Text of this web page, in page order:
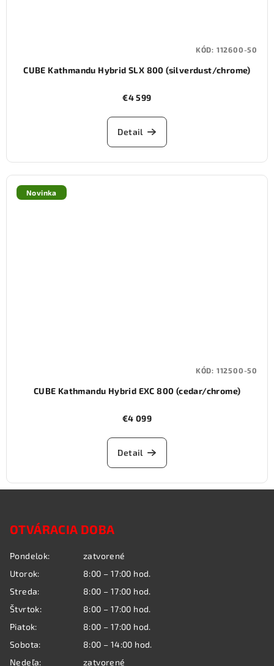
CUBE Kathmandu Hybrid SLX 800 (silverdust/chrome)
€4 599
Detail
KÓD: 112600-50
Novinka
CUBE Kathmandu Hybrid EXC 800 (cedar/chrome)
€4 099
Detail
KÓD: 112500-50
OTVÁRACIA DOBA
Pondelok:
zatvorené
Utorok:
8:00 – 17:00 hod.
Streda:
8:00 – 17:00 hod.
Štvrtok:
8:00 – 17:00 hod.
Piatok:
8:00 – 17:00 hod.
Sobota:
8:00 – 14:00 hod.
Nedeľa:
zatvorené